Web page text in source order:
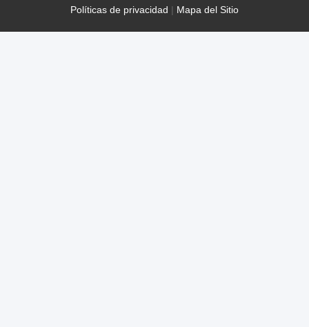
Políticas de privacidad | Mapa del Sitio